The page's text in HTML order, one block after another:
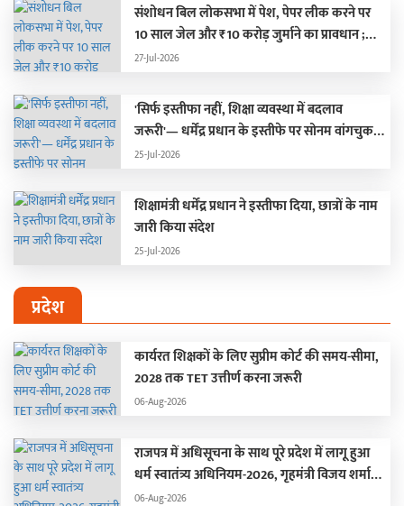
संशोधन बिल लोकसभा में पेश, पेपर लीक करने पर
10 साल जेल और ₹10 करोड़ जुर्माने का प्रावधान ;
हंगामे के कारण दोनों सदन स्थगित
27-Jul-2026
'सिर्फ इस्तीफा नहीं, शिक्षा व्यवस्था में बदलाव
जरूरी'— धर्मेंद्र प्रधान के इस्तीफे पर सोनम वांगचुक
की पहली प्रतिक्रिया
25-Jul-2026
शिक्षामंत्री धर्मेंद्र प्रधान ने इस्तीफा दिया, छात्रों के नाम
जारी किया संदेश
25-Jul-2026
प्रदेश
कार्यरत शिक्षकों के लिए सुप्रीम कोर्ट की समय-सीमा,
2028 तक TET उत्तीर्ण करना जरूरी
06-Aug-2026
राजपत्र में अधिसूचना के साथ पूरे प्रदेश में लागू हुआ
धर्म स्वातंत्र्य अधिनियम-2026, गृहमंत्री विजय शर्मा
बोले –
06-Aug-2026